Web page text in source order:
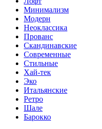
Минимализм
Модерн
Неоклассика
Прованс
Скандинавские
Современные
Стильные
Хай-тек
Эко
Итальянские
Ретро
Шале
Барокко